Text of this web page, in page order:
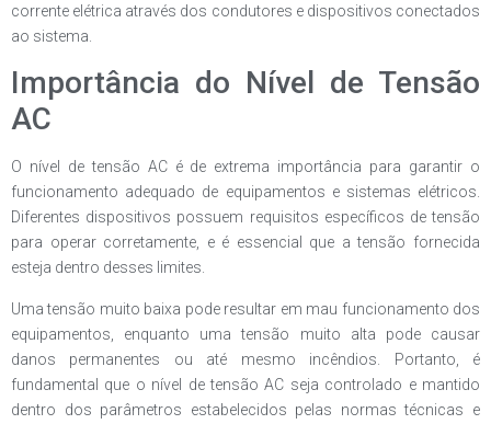
corrente elétrica através dos condutores e dispositivos conectados
ao sistema.
Importância do Nível de Tensão
AC
O nível de tensão AC é de extrema importância para garantir o
funcionamento adequado de equipamentos e sistemas elétricos.
Diferentes dispositivos possuem requisitos específicos de tensão
para operar corretamente, e é essencial que a tensão fornecida
esteja dentro desses limites.
Uma tensão muito baixa pode resultar em mau funcionamento dos
equipamentos, enquanto uma tensão muito alta pode causar
danos permanentes ou até mesmo incêndios. Portanto, é
fundamental que o nível de tensão AC seja controlado e mantido
dentro dos parâmetros estabelecidos pelas normas técnicas e